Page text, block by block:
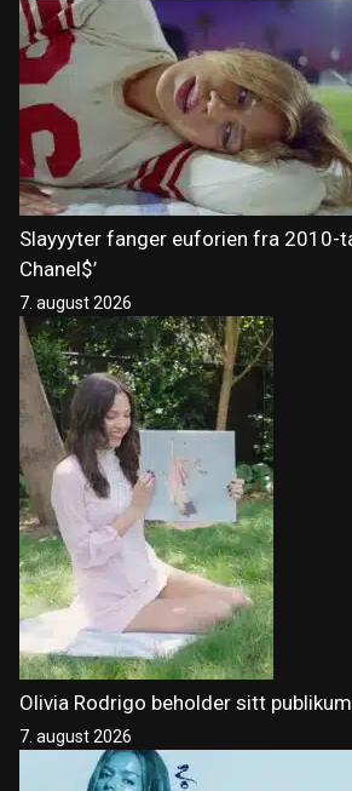
Slayyyter fanger euforien fra 2010-
Chanel$’
7. august 2026
Olivia Rodrigo beholder sitt
7. august 2026